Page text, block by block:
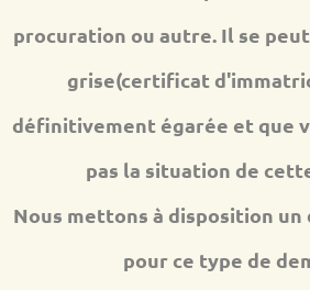
procuration ou autre. Il se
grise(certificat
définitivement égarée et que
pas la situation de
Nous mettons à disposition
pour ce type de